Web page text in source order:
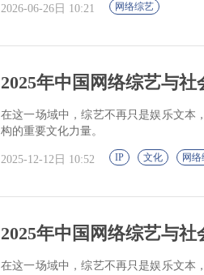
2026-06-26日 10:21 网络综艺
2025年中国网络综艺与
在这一场域中，综艺不再只是娱乐文本
构的重要文化力量。
2025-12-12日 10:52 IP 文化 网
2025年中国网络综艺与
在这一场域中，综艺不再只是娱乐文本